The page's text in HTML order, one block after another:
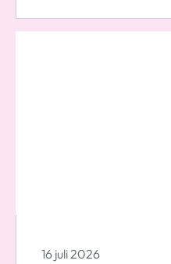
16 juli 2026